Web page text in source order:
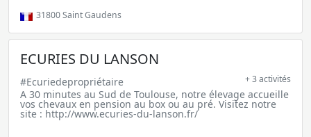
31800Saint Gaudens
ECURIES DU LANSON
#Ecuriedepropriétaire + 3 activités
A 30 minutes au Sud de Toulouse, notre élevage accueille
vos chevaux en pension au box ou au pré. Visitez notre
site : http://www.ecuries-du-lanson.fr/